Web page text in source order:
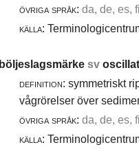
övriga språk: da, de, es,
källa:
böljeslagsmärke sv
definition: symmetriskt
vågrörelser över
övriga språk: da, de, es,
källa: